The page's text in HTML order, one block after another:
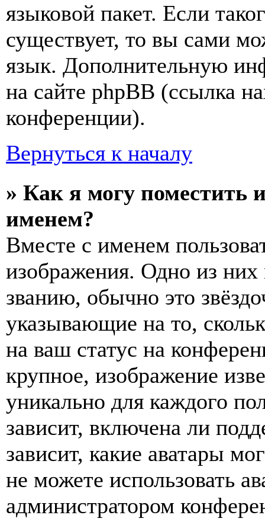
языковой пакет. Если
существует, то вы сами
язык. Дополнительную
на сайте phpBB (ссылка
конференции).
Вернуться к началу
» Как я могу поместить
именем?
Вместе с именем
изображения. Одно из
званию, обычно это
указывающие на то,
на ваш статус на
крупное, изображение
уникально для каждого
зависит, включена ли
зависит, какие аватары
не можете использовать
администратором